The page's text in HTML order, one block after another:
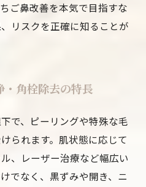
ご鼻改善を本気で目指すな
リスクを正確に知ることが
・角栓除去の特長
で、ピーリングや特殊な毛
られます。肌状態に応じて
、レーザー治療など幅広い
でなく、黒ずみや開き、ニ